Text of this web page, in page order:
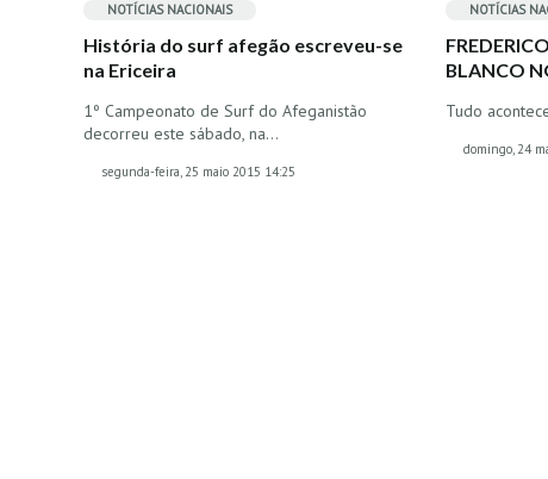
NOTÍCIAS NACIONAIS
História do surf afegão escreveu-se
na Ericeira
1º Campeonato de Surf do Afeganistão
decorreu este sábado, na…
segunda-feira, 25 maio 2015 14:25
NOTÍCIAS
BLANCO
Tudo
domingo, 24